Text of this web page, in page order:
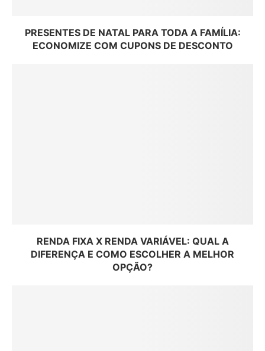
PRESENTES DE NATAL PARA TODA A FAMÍLIA:
ECONOMIZE COM CUPONS DE DESCONTO
RENDA FIXA X RENDA VARIÁVEL: QUAL A
DIFERENÇA E COMO ESCOLHER A MELHOR
OPÇÃO?